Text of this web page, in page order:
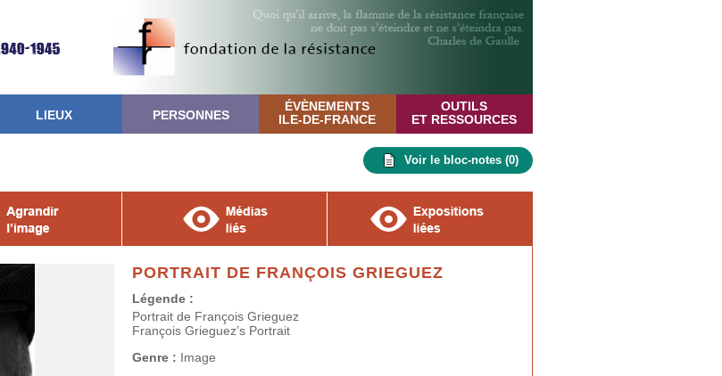
LIEUX PERSONNES
ÉVÈNEMENTS
ILE-DE-FRANCE
OUTILS
ET RESSOURCES
Voir le bloc-notes (0)
PORTRAIT DE FRANÇOIS GRIEGUEZ
Légende :
Portrait de François Grieguez
François Grieguez’s Portrait
Genre : Image